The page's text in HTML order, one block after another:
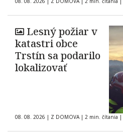
Lesný požiar v
katastri obce
Trstín sa podarilo
lokalizovať
08. 08. 2026 | Z DOMOVA | 2 min. čítania |